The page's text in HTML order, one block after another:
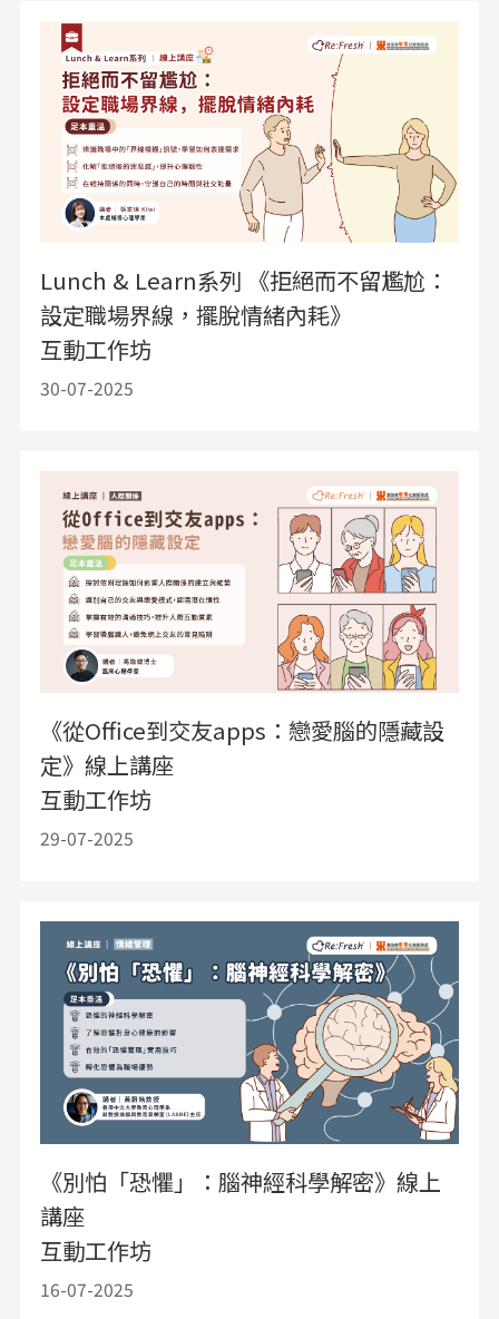
Lunch & Learn系列 《拒絕而不留尷尬：
設定職場界線，擺脫情緒內耗》
互動工作坊
30-07-2025
《從Office到交友apps：戀愛腦的隱藏設
定》線上講座
互動工作坊
29-07-2025
《別怕「恐懼」：腦神經科學解密》線上
講座
互動工作坊
16-07-2025